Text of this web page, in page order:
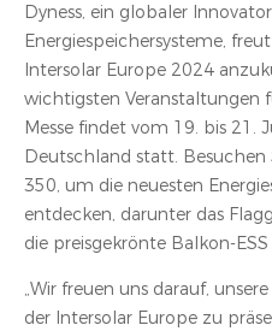
Dyness, ein globaler
Energiespeichersysteme,
Intersolar Europe 2024
wichtigsten Veranstaltungen
Messe findet vom 19. bis 21.
Deutschland statt. Besuchen
350, um die neuesten
entdecken, darunter das
die preisgekrönte Balkon-
„Wir freuen uns darauf,
der Intersolar Europe zu